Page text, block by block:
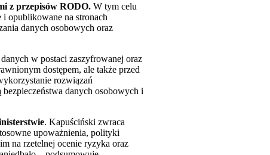
z przepisów RODO. W tym celu
i opublikowane na stronach
danych osobowych oraz
w postaci zaszyfrowanej oraz
dostępem, ale także przed
rozwiązań
danych osobowych i
. Kapuściński zwraca
upoważnienia, polityki
na rzetelnej ocenie ryzyka oraz